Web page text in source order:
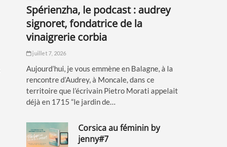
spérienzha, le podcast : audrey
signoret, fondatrice de la
vinaigrerie corbia
juillet 7, 2026
Aujourd’hui, je vous emmène en Balagne, à la
rencontre d’Audrey, à Moncale, dans ce
territoire que l’écrivain Pietro Morati appelait
déjà en 1715 “le jardin de…
corsica au féminin by
jenny#7